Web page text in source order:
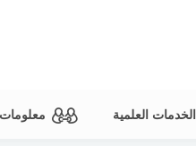
الخدمات العلمية